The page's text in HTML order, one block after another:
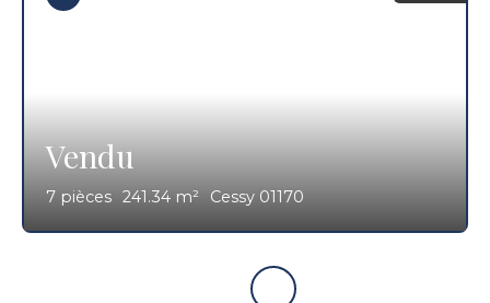
Vendu
7 pièces 241.34 m² Cessy 01170